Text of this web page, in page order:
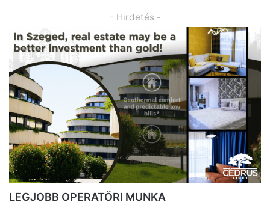
- Hirdetés -
LEGJOBB OPERATŐRI MUNKA